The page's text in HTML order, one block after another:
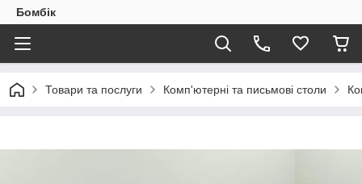
Бомбік
Товари та послуги Комп'ютерні та письмові столи